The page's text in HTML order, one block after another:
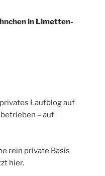
in Limetten-
Laufblog auf
– auf
rein private Basis
hier.